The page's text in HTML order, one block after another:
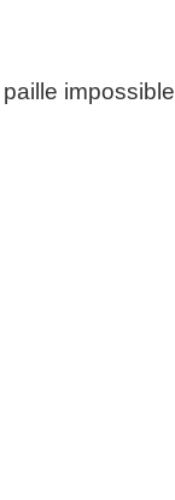
impossible